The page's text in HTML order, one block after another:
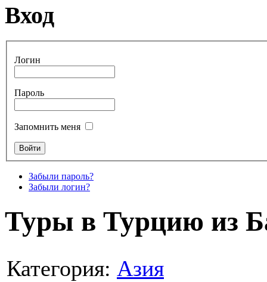
Вход
Логин
Пароль
Запомнить меня
Забыли пароль?
Забыли логин?
Туры в Турцию из
Категория: Азия